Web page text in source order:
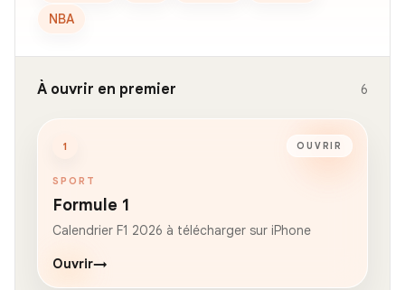
NBA
À ouvrir en premier 6
1 OUVRIR
SPORT
Formule 1
Calendrier F1 2026 à télécharger sur iPhone
Ouvrir→